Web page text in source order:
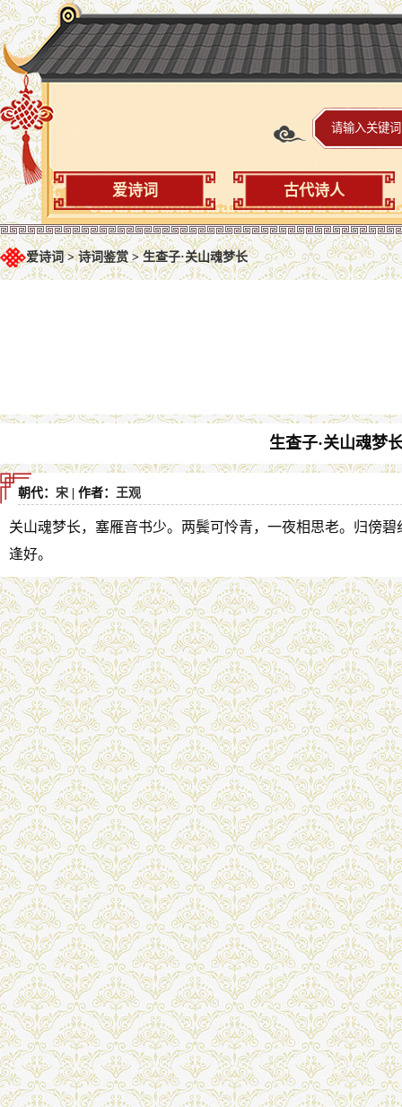
爱诗词 古代诗人
爱诗词 > 诗词鉴赏 > 生查子·关山魂梦长
生查子·关山魂梦
朝代： 宋 | 作者： 王观
关山魂梦长，塞雁音书少。两鬓可怜青，一夜相思老。归傍
逢好。